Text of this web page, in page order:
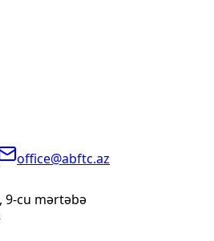
office@abftc.az
9-cu mərtəbə